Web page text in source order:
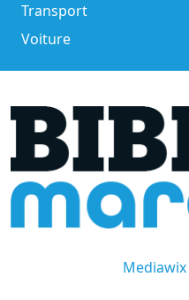
Transport
Voiture
Mediawix